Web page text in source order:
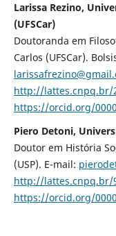
Larissa Rezino,
(UFSCar)
Doutoranda em
Carlos (UFSCar).
http://lattes.cnpq.br/
https://orcid.org/
Piero Detoni,
Doutor em História
(USP). E-mail:
http://lattes.cnpq.br/
https://orcid.org/